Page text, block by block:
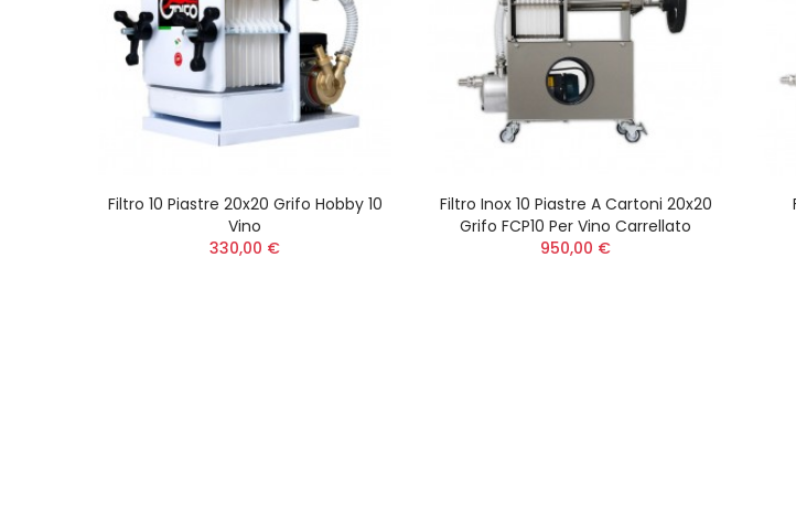
Filtro 10 Piastre 20x20 Grifo Hobby 10
Vino
330,00 €
Filtro Inox 10 Piastre A Cartoni 20x20
Grifo FCP10 Per Vino Carrellato
950,00 €